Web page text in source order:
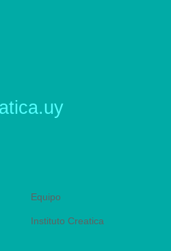
Equipo
Instituto Creatica